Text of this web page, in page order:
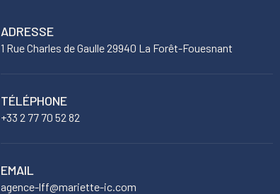
ADRESSE
1 Rue Charles de Gaulle 29940 La Forêt-Fouesnant
TÉLÉPHONE
+33 2 77 70 52 82
EMAIL
agence-lff@mariette-ic.com